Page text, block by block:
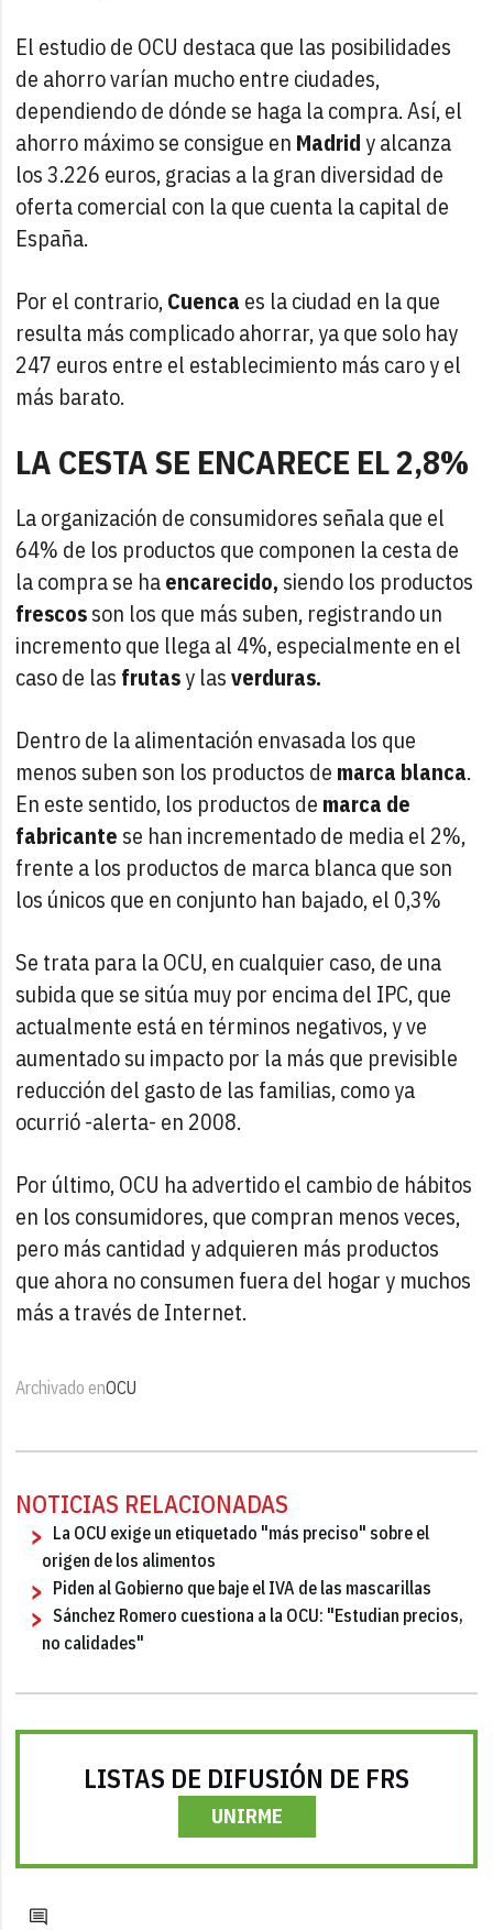
El estudio de OCU destaca que las posibilidades
de ahorro varían mucho entre ciudades,
dependiendo de dónde se haga la compra. Así, el
ahorro máximo se consigue en Madridy alcanza
los 3.226 euros, gracias a la gran diversidad de
oferta comercial con la que cuenta la capital de
España.
Por el contrario,Cuenca es la ciudad en la que
resulta más complicado ahorrar, ya que solo hay
247 euros entre el establecimiento más caro y el
más barato.
LA CESTA SE ENCARECE EL 2,8%
La organización de consumidores señala que el
64% de los productos que componen la cesta de
la compra se haencarecido, siendo los productos
frescosson los que más suben, registrando un
incremento que llega al 4%, especialmente en el
caso de las frutasy lasverduras.
Dentro de la alimentación envasada los que
menos suben son los productos de marca blanca.
En este sentido, los productos de marca de
fabricante se han incrementado de media el 2%,
frente a los productos de marca blanca que son
los únicos que en conjunto han bajado, el 0,3%
Se trata para la OCU, en cualquier caso, de una
subida que se sitúa muy por encima del IPC, que
actualmente está en términos negativos, y ve
aumentado su impacto por la más que previsible
reducción del gasto de las familias, como ya
ocurrió -alerta- en 2008.
Por último, OCU ha advertido el cambio de hábitos
en los consumidores, que compran menos veces,
pero más cantidad y adquieren más productos
que ahora no consumen fuera del hogar y muchos
más a través de Internet.
Archivado enOCU
NOTICIAS RELACIONADAS
La OCU exige un etiquetado "más preciso" sobre el
origen de los alimentos
Piden al Gobierno que baje el IVA de las mascarillas
Sánchez Romero cuestiona a la OCU: "Estudian precios,
no calidades"
LISTAS DE DIFUSIÓN DE FRS
UNIRME